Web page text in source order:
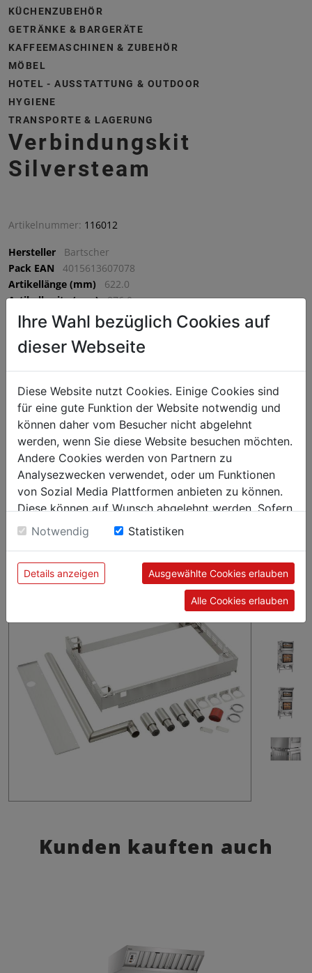
KÜCHENZUBEHÖR
GETRÄNKE & BARGERÄTE
KAFFEEMASCHINEN & ZUBEHÖR
MÖBEL
HOTEL - AUSSTATTUNG & OUTDOOR
HYGIENE
TRANSPORTE & LAGERUNG
Verbindungskit
Silversteam
Artikelnummer: 116012
Hersteller
Bartscher
Pack EAN
4015613607078
Artikellänge (mm)
622.0
Artikelbreite (mm)
876.0
Artikelhöhe (mm)
114.0
VPE
1 VPE = 1 Stück
€ 546,75
exkl. MwSt. (€ 656,10 inkl. MwSt.) zzgl.Versandkosten
Lieferzeit: 5-7 Werktage
^
^
IN DEN WARENKORB
Die platzsparende Lösung: Das Verbindungskit ermöglicht das
Silversteam.
Kunden kauften auch
Ihre Wahl bezüglich Cookies auf
dieser Webseite
Diese Website nutzt Cookies. Einige Cookies sind
für eine gute Funktion der Website notwendig und
können daher vom Besucher nicht abgelehnt
werden, wenn Sie diese Website besuchen möchten.
Andere Cookies werden von Partnern zu
Analysezwecken verwendet, oder um Funktionen
von Sozial Media Plattformen anbieten zu können.
Diese können auf Wunsch abgelehnt werden. Sofern
sie unsere Webseite weiter nutzen, geben Sie
Einwilligung zu unseren Cookies.
Notwendig Statistiken
Details anzeigen Ausgewählte Cookies erlauben
Alle Cookies erlauben